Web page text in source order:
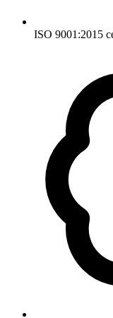
ISO 9001:2015